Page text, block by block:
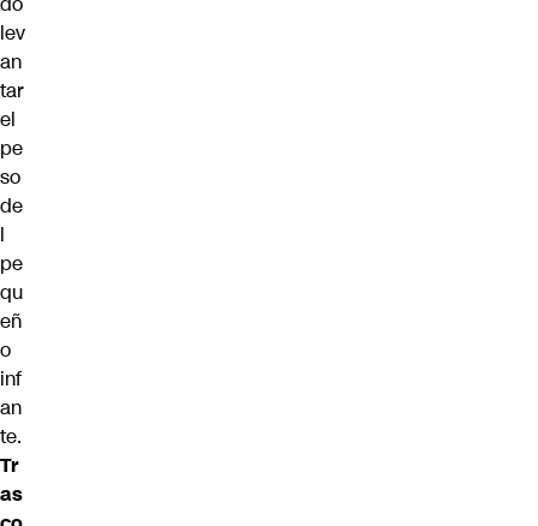
lev
an
tar
el
pe
so
de
l
pe
qu
eñ
o
inf
an
te.
Tr
as